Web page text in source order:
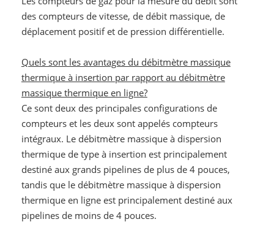
des compteurs de vitesse, de débit massique, de
déplacement positif et de pression différentielle.
Quels sont les avantages du débitmètre massique
thermique à insertion par rapport au débitmètre
massique thermique en ligne?
Ce sont deux des principales configurations de
compteurs et les deux sont appelés compteurs
intégraux. Le débitmètre massique à dispersion
thermique de type à insertion est principalement
destiné aux grands pipelines de plus de 4 pouces,
tandis que le débitmètre massique à dispersion
thermique en ligne est principalement destiné aux
pipelines de moins de 4 pouces.